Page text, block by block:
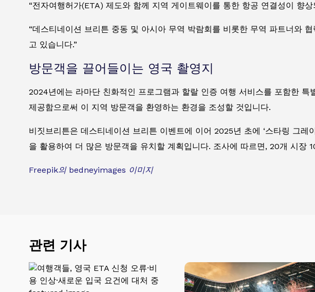
“전자여행허가(ETA) 제도와 함께 지역 게이트웨이를 통한 항공 연결성이 향
“데스티네이션 브리튼 중동 및 아시아 무역 박람회를 비롯한 무역 파트너와
고 있습니다.”
방문객을 끌어들이는 영국 촬영지
2024년에는 라마단 친화적인 프로그램과 할랄 인증 여행 서비스를 포함한
제공함으로써 이 지역 방문객을 환영하는 환경을 조성할 것입니다.
비짓브리튼은 데스티네이션 브리튼 이벤트에 이어 2025년 초에 ‘스타링 그
을 활용하여 더 많은 방문객을 유치할 계획입니다. 조사에 따르면, 20개 시장
Freepik의 bedneyimages 이미지
관련 기사